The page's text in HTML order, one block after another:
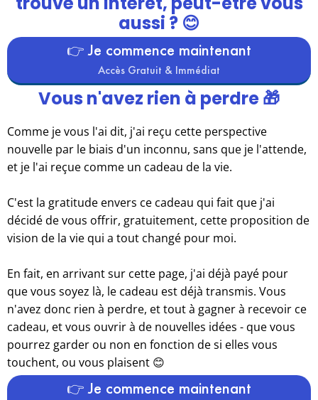
aussi ? 😊
👉 Je commence maintenant
Accès Gratuit & Immédiat
Vous n'avez rien à perdre 🎁
Comme je vous l'ai dit, j'ai reçu cette perspective
nouvelle par le biais d'un inconnu, sans que je l'attende,
et je l'ai reçue comme un cadeau de la vie.
C'est la gratitude envers ce cadeau qui fait que j'ai
décidé de vous offrir, gratuitement, cette proposition de
vision de la vie qui a tout changé pour moi.
En fait, en arrivant sur cette page, j'ai déjà payé pour
que vous soyez là, le cadeau est déjà transmis. Vous
n'avez donc rien à perdre, et tout à gagner à recevoir ce
cadeau, et vous ouvrir à de nouvelles idées - que vous
pourrez garder ou non en fonction de si elles vous
touchent, ou vous plaisent 😊
👉 Je commence maintenant